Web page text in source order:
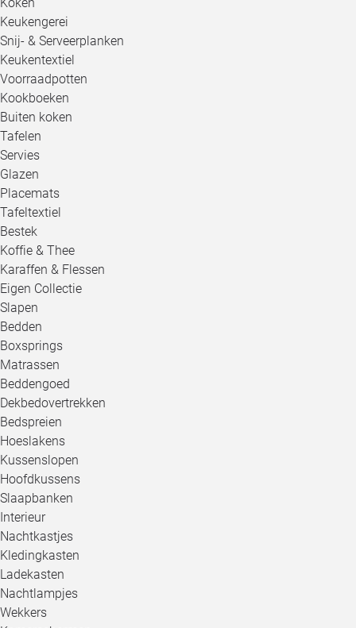
Keukengerei
Snij- & Serveerplanken
Keukentextiel
Voorraadpotten
Kookboeken
Buiten koken
Tafelen
Servies
Glazen
Placemats
Tafeltextiel
Bestek
Koffie & Thee
Karaffen & Flessen
Eigen Collectie
Slapen
Bedden
Boxsprings
Matrassen
Beddengoed
Dekbedovertrekken
Bedspreien
Hoeslakens
Kussenslopen
Hoofdkussens
Slaapbanken
Interieur
Nachtkastjes
Kledingkasten
Ladekasten
Nachtlampjes
Wekkers